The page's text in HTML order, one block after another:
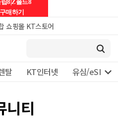
쇼핑몰 KT스토어
탈 KT인터넷 유심/eSIM 개

8|Z폴드8
구매하기
니티